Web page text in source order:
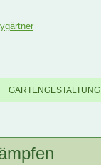
GARTENGESTALTUNG